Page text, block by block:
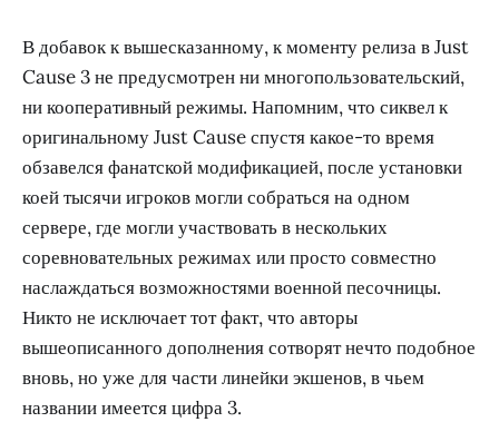
В добавок к вышесказанному, к моменту релиза в Just
Cause 3 не предусмотрен ни многопользовательский,
ни кооперативный режимы. Напомним, что сиквел к
оригинальному Just Cause спустя какое-то время
обзавелся фанатской модификацией, после установки
коей тысячи игроков могли собраться на одном
сервере, где могли участвовать в нескольких
соревновательных режимах или просто совместно
наслаждаться возможностями военной песочницы.
Никто не исключает тот факт, что авторы
вышеописанного дополнения сотворят нечто подобное
вновь, но уже для части линейки экшенов, в чьем
названии имеется цифра 3.